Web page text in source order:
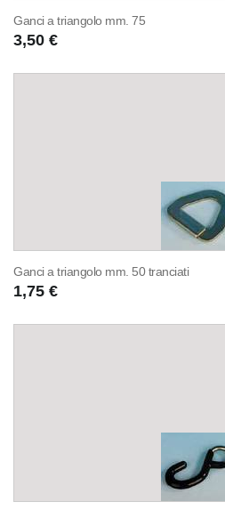
Ganci a triangolo mm. 75
3,50 €
Ganci a triangolo mm. 50 tranciati
1,75 €